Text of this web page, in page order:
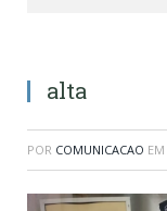
alta
POR COMUNICACAO EM